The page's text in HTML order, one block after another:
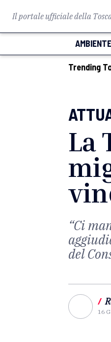
Il portale ufficiale della
AMBIENTE
Trending
La
“Ci
del
/
16